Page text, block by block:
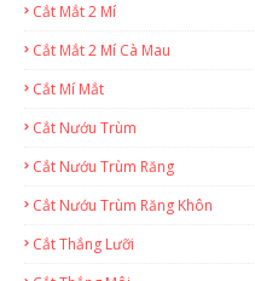
Cắt Mắt 2 Mí
Cắt Mắt 2 Mí Cà Mau
Cắt Mí Mắt
Cắt Nướu Trùm
Cắt Nướu Trùm Răng
Cắt Nướu Trùm Răng Khôn
Cắt Thắng Lưỡi